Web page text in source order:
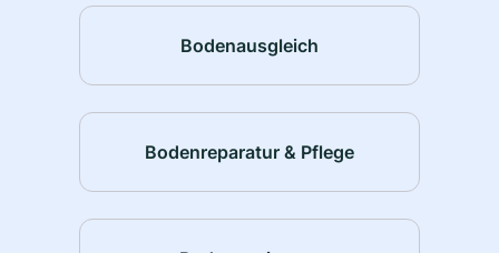
Bodenausgleich
Bodenreparatur & Pflege